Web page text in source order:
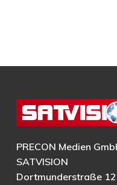
PRECON Medien
SATVISION
Dortmunderstraße 12